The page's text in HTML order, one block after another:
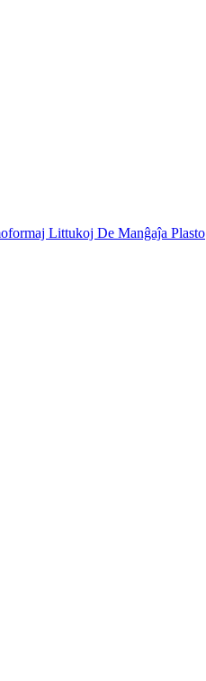
Littukoj De Manĝaĵa Plasto